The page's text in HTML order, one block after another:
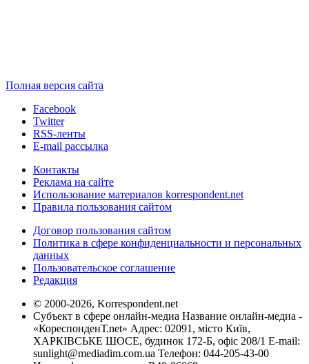
Полная версия сайта
Facebook
Twitter
RSS-ленты
E-mail рассылка
Контакты
Реклама на сайте
Использование материалов korrespondent.net
Правила пользования сайтом
Договор пользования сайтом
Политика в сфере конфиденциальности и персональных
данных
Пользовательское соглашение
Редакция
© 2000-2026, Korrespondent.net
Субъект в сфере онлайн-медиа Название онлайн-медиа -
«КореспонденТ.net» Адрес: 02091, місто Київ,
ХАРКІВСЬКЕ ШОСЕ, будинок 172-Б, офіс 208/1 E-mail:
sunlight@mediadim.com.ua Телефон: 044-205-43-00